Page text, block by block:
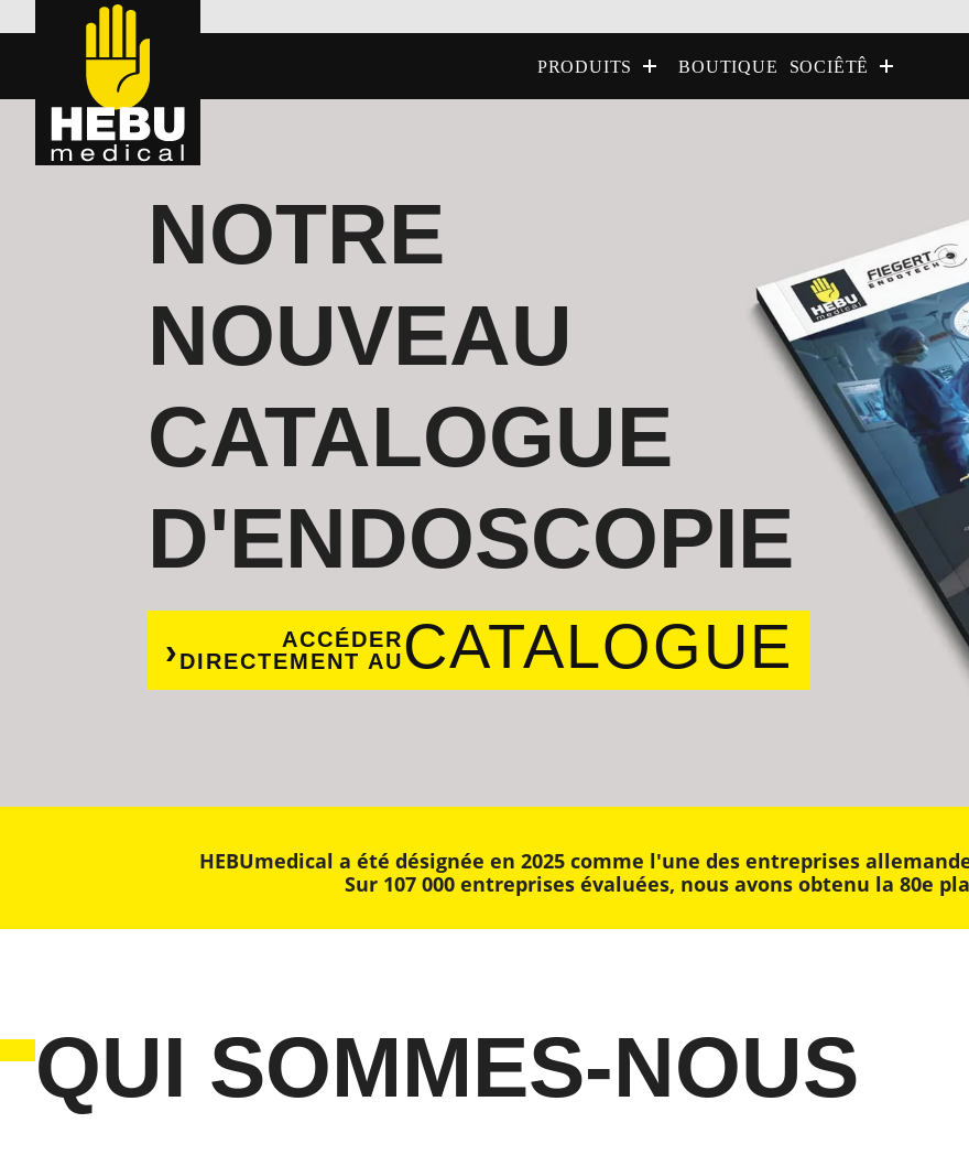
PRODUITS BOUTIQUE SOCIÊTÊ
NOTRE
NOUVEAU
CATALOGUE
D'ENDOSCOPIE
ACCÉDER
DIRECTEMENT AUCATALOGUE
HEBUmedical a été désignée en 2025 comme l'une des entreprises
Sur 107 000 entreprises évaluées, nous avons obtenu la 80e
QUI SOMMES-NOUS